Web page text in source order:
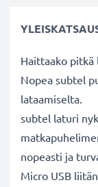
Haittaako pitkä
Nopea subtel
lataamiselta.
subtel laturi
nopeasti ja
Micro USB